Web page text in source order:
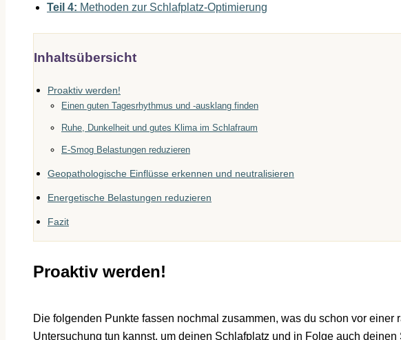
Teil 4: Methoden zur Schlafplatz-Optimierung
Inhaltsübersicht
Proaktiv werden!
Einen guten Tagesrhythmus und -ausklang finden
Ruhe, Dunkelheit und gutes Klima im Schlafraum
E-Smog Belastungen reduzieren
Geopathologische Einflüsse erkennen und neutralisieren
Energetische Belastungen reduzieren
Fazit
Proaktiv werden!
Die folgenden Punkte fassen nochmal zusammen, was du schon vor einer
Untersuchung tun kannst, um deinen Schlafplatz und in Folge auch deinen